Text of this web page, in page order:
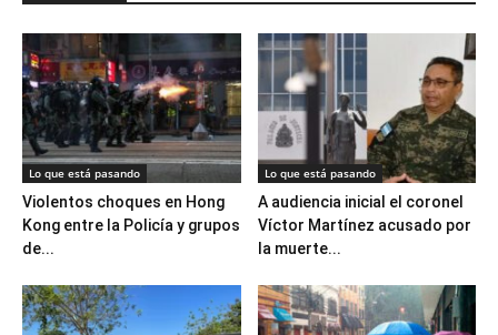
Lo que está pasando
Violentos choques en Hong
Kong entre la Policía y grupos
de...
Lo que está pasando
A audiencia inicial el coronel
Víctor Martínez acusado por
la muerte...